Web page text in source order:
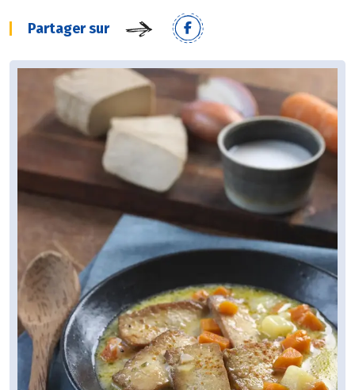
Partager sur